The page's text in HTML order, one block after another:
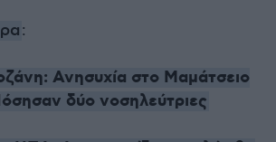
:
Ανησυχία στο Μαμάτσειο
δύο νοσηλεύτριες